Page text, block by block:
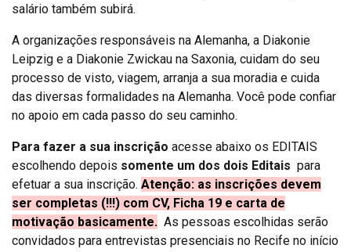
salário também subirá.
A organizações responsáveis na Alemanha, a Diakonie
Leipzig e a Diakonie Zwickau na Saxonia, cuidam do seu
processo de visto, viagem, arranja a sua moradia e cuida
das diversas formalidades na Alemanha. Você pode confiar
no apoio em cada passo do seu caminho.
Para fazer a sua inscrição acesse abaixo os EDITAIS
escolhendo depois somente um dos dois Editais para
efetuar a sua inscrição. Atenção: as inscrições devem
ser completas (!!!) com CV, Ficha 19 e carta de
motivação basicamente. As pessoas escolhidas serão
convidados para entrevistas presenciais no Recife no início